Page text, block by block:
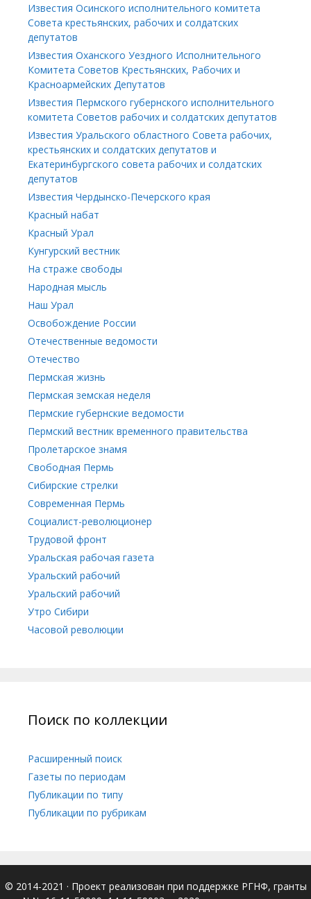
Известия Осинского исполнительного комитета
Совета крестьянских, рабочих и солдатских
депутатов
Известия Оханского Уездного Исполнительного
Комитета Советов Крестьянских, Рабочих и
Красноармейских Депутатов
Известия Пермского губернского исполнительного
комитета Советов рабочих и солдатских депутатов
Известия Уральского областного Совета рабочих,
крестьянских и солдатских депутатов и
Екатеринбургского совета рабочих и солдатских
депутатов
Известия Чердынско-Печерского края
Красный набат
Красный Урал
Кунгурский вестник
На страже свободы
Народная мысль
Наш Урал
Освобождение России
Отечественные ведомости
Отечество
Пермская жизнь
Пермская земская неделя
Пермские губернские ведомости
Пермский вестник временного правительства
Пролетарское знамя
Свободная Пермь
Сибирские стрелки
Современная Пермь
Социалист-революционер
Трудовой фронт
Уральская рабочая газета
Уральский рабочий
Уральский рабочий
Утро Сибири
Часовой революции
Поиск по коллекции
Расширенный поиск
Газеты по периодам
Публикации по типу
Публикации по рубрикам
© 2014-2021 · Проект реализован при поддержке РГНФ, гранты